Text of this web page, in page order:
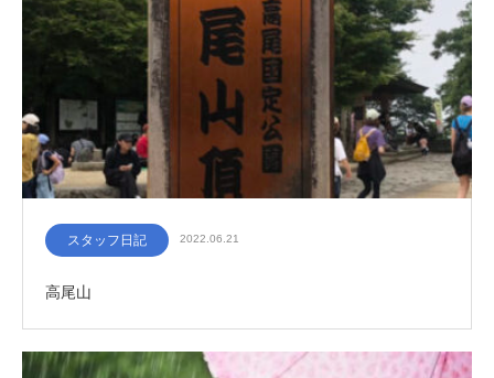
スタッフ日記 2022.06.21
高尾山